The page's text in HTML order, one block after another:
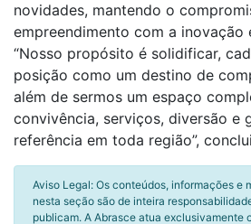
novidades, mantendo o
empreendimento com a inovação
“Nosso propósito é solidificar,
posição como um destino de
além de sermos um espaço
convivência, serviços, diversão e
referência em toda região”,
Aviso Legal: Os conteúdos, informações e
nesta seção são de inteira
publicam. A Abrasce atua exclusivamente